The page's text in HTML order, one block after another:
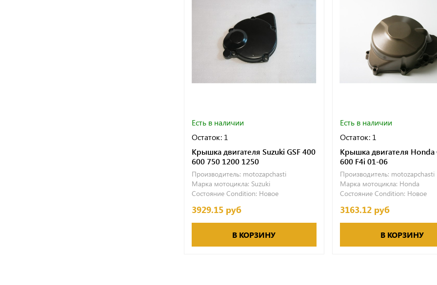
Есть в наличии
Остаток: 1
Крышка двигателя Suzuki GSF 400
600 750 1200 1250
Производитель: motozapchasti
Марка мотоцикла: Suzuki
Состояние Condition: Новое
3929.15 руб
В КОРЗИНУ
Есть в наличии
Остаток: 1
Крышка двигателя Honda
600 F4i 01-06
Производитель: motozapchasti
Марка мотоцикла: Honda
Состояние Condition: Новое
3163.12 руб
В КОРЗИНУ